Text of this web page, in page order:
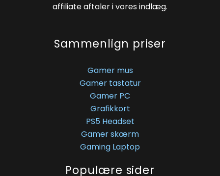
affiliate aftaler i vores indlæg.
Sammenlign priser
Gamer mus
Gamer tastatur
Gamer PC
Grafikkort
PS5 Headset
Gamer skærm
Gaming Laptop
Populære sider